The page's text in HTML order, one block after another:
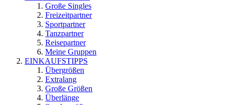
Große Singles
Freizeitpartner
Sportpartner
Tanzpartner
Reisepartner
Meine Gruppen
EINKAUFSTIPPS
Übergrößen
Extralang
Große Größen
Überlänge